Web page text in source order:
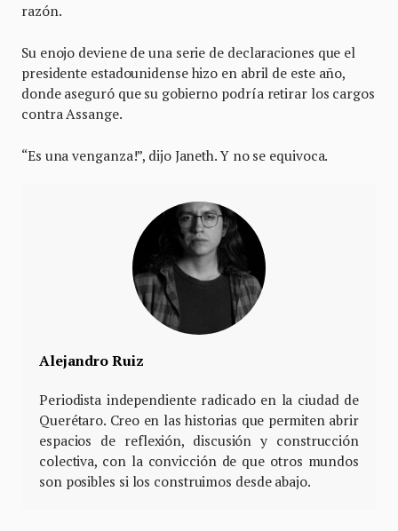
razón.
Su enojo deviene de una serie de declaraciones que el
presidente estadounidense hizo en abril de este año,
donde aseguró que su gobierno podría retirar los cargos
contra Assange.
“Es una venganza!”, dijo Janeth. Y no se equivoca.
Alejandro Ruiz
Periodista independiente radicado en la ciudad de
Querétaro. Creo en las historias que permiten abrir
espacios de reflexión, discusión y construcción
colectiva, con la convicción de que otros mundos
son posibles si los construimos desde abajo.